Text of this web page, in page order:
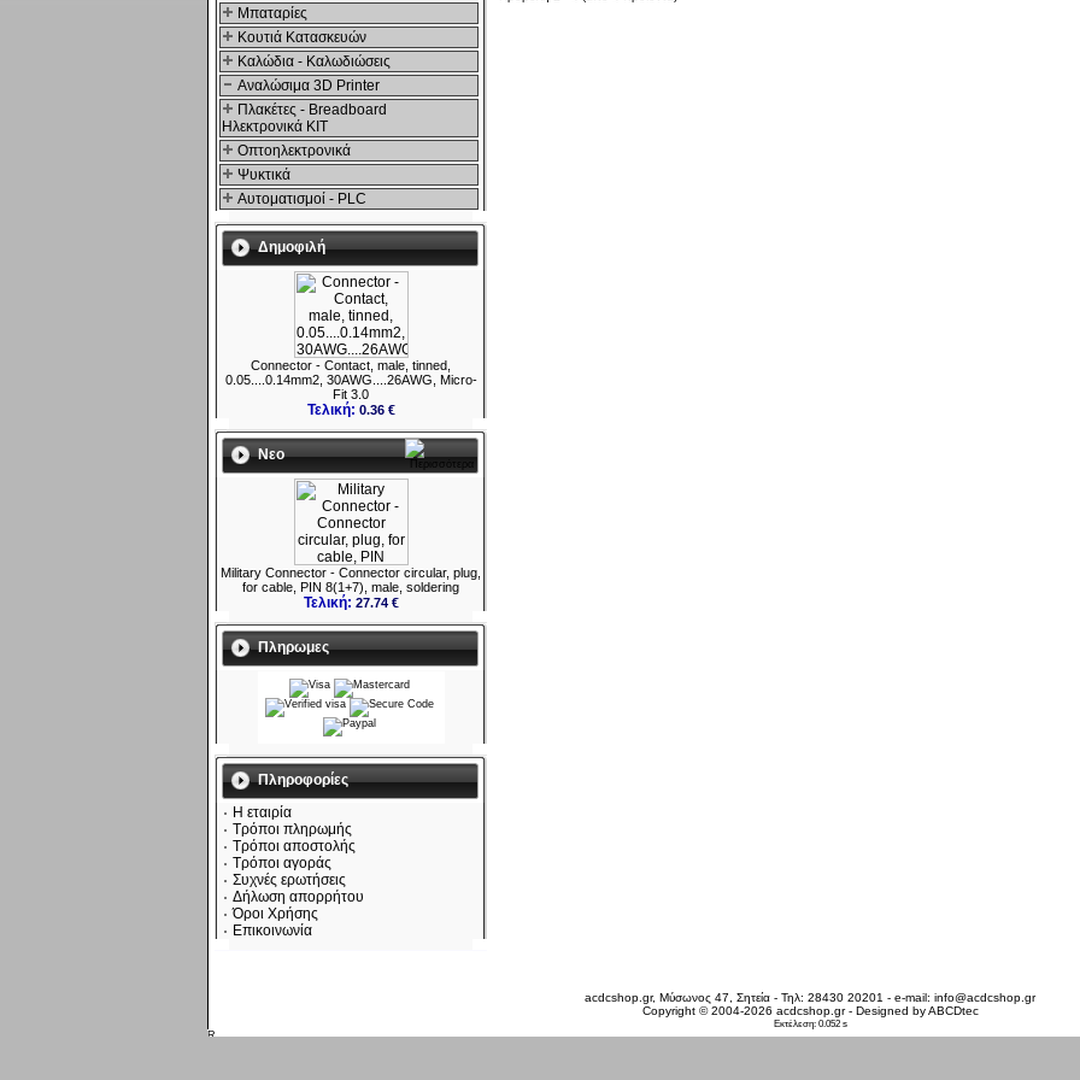
Μπαταρίες
Κουτιά Κατασκευών
Καλώδια - Καλωδιώσεις
Αναλώσιμα 3D Printer
Πλακέτες - Breadboard
Ηλεκτρονικά ΚΙΤ
Οπτοηλεκτρονικά
Ψυκτικά
Αυτοματισμοί - PLC
Δημοφιλή
Connector - Contact, male, tinned,
0.05....0.14mm2, 30AWG....26AWG, Micro-
Fit 3.0
Τελική: 0.36 €
Νεο
Military Connector - Connector circular, plug,
for cable, PIN 8(1+7), male, soldering
Τελική: 27.74 €
Πληρωμες
Πληροφορίες
Η εταιρία
Τρόποι πληρωμής
Τρόποι αποστολής
Τρόποι αγοράς
Συχνές ερωτήσεις
Δήλωση απορρήτου
Όροι Χρήσης
Επικοινωνία
acdcshop.gr, Μύσωνος 47, Σητεία - Τηλ: 28430 20201 - e-mail: info@acdcshop.gr
Copyright © 2004-2026 acdcshop.gr - Designed byABCDtec
Εκτέλεση: 0.052 s